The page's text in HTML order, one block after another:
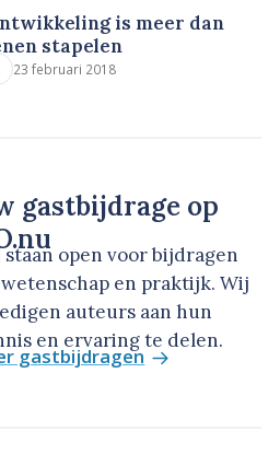
is meer dan
stapelen
23 februari 2018
gastbijdrage op
staan open voor bijdragen
en praktijk. Wij
auteurs aan hun
en ervaring te delen.
gastbijdragen